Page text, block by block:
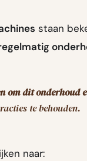
staan
om dit onderhoud
te behouden.
naar: